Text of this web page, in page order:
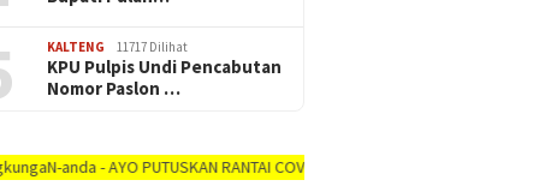
KALTENG 11717 Dilihat
KPU Pulpis Undi Pencabutan
Nomor Paslon …
PUTUSKAN RANTAI COVID-19 #dirumah-aja, #cuci-tangan, #jaga-